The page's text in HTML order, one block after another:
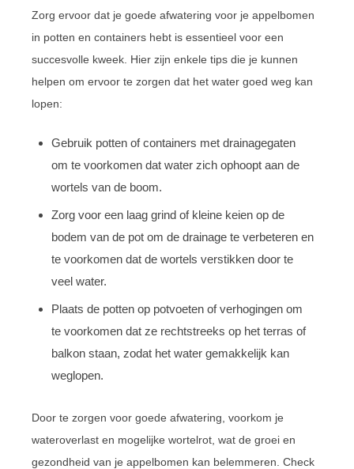
Zorg ervoor dat je goede afwatering voor je appelbomen
in potten en containers hebt is essentieel voor een
succesvolle kweek. Hier zijn enkele tips die je kunnen
helpen om ervoor te zorgen dat het water goed weg kan
lopen:
Gebruik potten of containers met drainagegaten
om te voorkomen dat water zich ophoopt aan de
wortels van de boom.
Zorg voor een laag grind of kleine keien op de
bodem van de pot om de drainage te verbeteren en
te voorkomen dat de wortels verstikken door te
veel water.
Plaats de potten op potvoeten of verhogingen om
te voorkomen dat ze rechtstreeks op het terras of
balkon staan, zodat het water gemakkelijk kan
weglopen.
Door te zorgen voor goede afwatering, voorkom je
wateroverlast en mogelijke wortelrot, wat de groei en
gezondheid van je appelbomen kan belemmeren. Check